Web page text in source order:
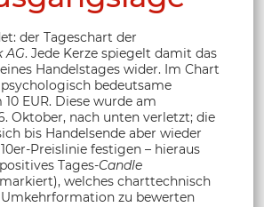
der Tageschart der
AG. Jede Kerze spiegelt damit das
Handelstages wider. Im Chart
bedeutsame
EUR. Diese wurde am
Oktober, nach unten verletzt; die
bis Handelsende aber wieder
Preislinie festigen – hieraus
Tages-Candle
welches charttechnisch
zu bewerten